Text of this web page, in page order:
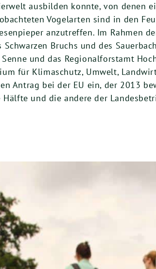
ausbilden konnte, von denen
Vogelarten sind in den
anzutreffen. Im Rahmen
Bruchs und des
und das Regionalforstamt
für Klimaschutz, Umwelt,
Antrag bei der EU ein, der 2013
und die andere der